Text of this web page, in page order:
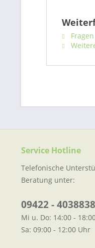
Service Hotline
Telefonische
Beratung unter:
09422 - 4038838
Mi u. Do: 14:00 -
Sa: 09:00 - 12:00 Uhr